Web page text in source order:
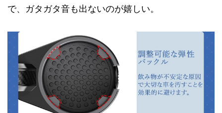
で、ガタガタ音も出ないのが嬉しい。